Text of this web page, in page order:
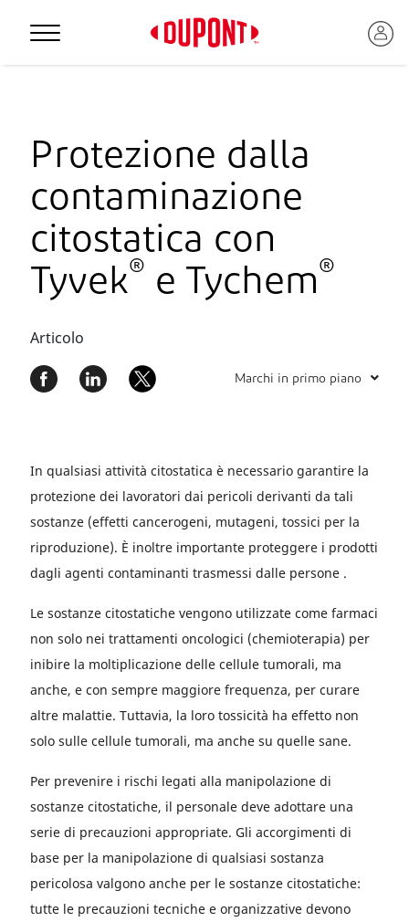
Protezione dalla
contaminazione
citostatica con
Tyvek® e Tychem®
Articolo
Marchi in primo piano
In qualsiasi attività citostatica è necessario garantire la
protezione dei lavoratori dai pericoli derivanti da tali
sostanze (effetti cancerogeni, mutageni, tossici per la
riproduzione). È inoltre importante proteggere i prodotti
dagli agenti contaminanti trasmessi dalle persone .
Le sostanze citostatiche vengono utilizzate come farmaci
non solo nei trattamenti oncologici (chemioterapia) per
inibire la moltiplicazione delle cellule tumorali, ma
anche, e con sempre maggiore frequenza, per curare
altre malattie. Tuttavia, la loro tossicità ha effetto non
solo sulle cellule tumorali, ma anche su quelle sane.
Per prevenire i rischi legati alla manipolazione di
sostanze citostatiche, il personale deve adottare una
serie di precauzioni appropriate. Gli accorgimenti di
base per la manipolazione di qualsiasi sostanza
pericolosa valgono anche per le sostanze citostatiche:
tutte le precauzioni tecniche e organizzative devono